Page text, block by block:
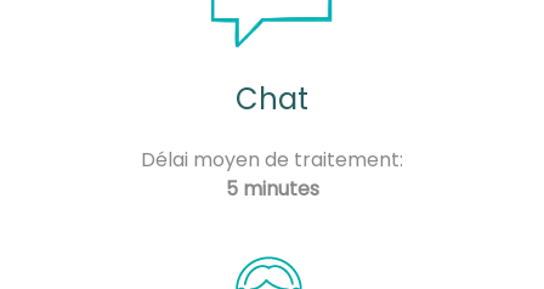
Chat
Délai moyen de traitement:
5 minutes